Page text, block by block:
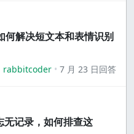
何解决短文本和表情识别
rabbitcoder 7 月 23 日回答
无记录，如何排查这